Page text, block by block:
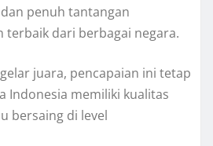
penuh tantangan
terbaik dari berbagai negara.
juara, pencapaian ini tetap
Indonesia memiliki kualitas
bersaing di level